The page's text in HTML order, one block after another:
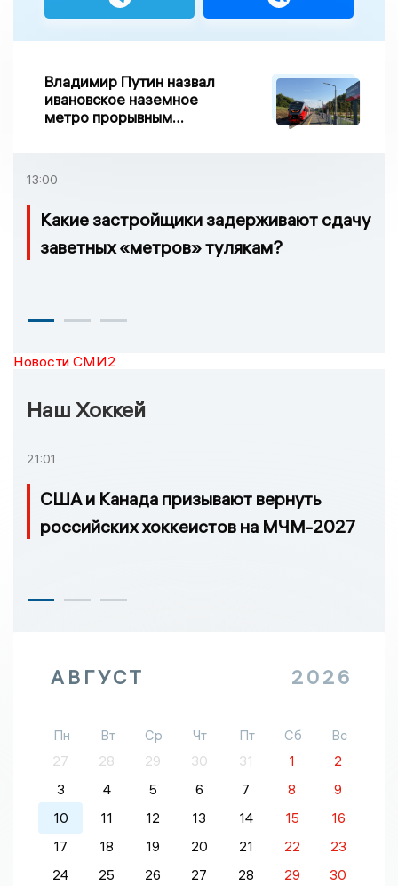
Владимир Путин назвал
ивановское наземное
метро прорывным
13:00
Какие застройщики задерживают сдачу
заветных «метров» тулякам?
Новости СМИ2
Наш Хоккей
21:01
США и Канада призывают вернуть
российских хоккеистов на МЧМ-2027
АВГУСТ 2026
Пн Вт Ср Чт Пт Сб
Вс
27
28 29 30 31 1
2
3
4 5 6 7 8
9
10
11 12 13 14 15
16
17
18 19 20 21 22
23
24
25 26 27 28 29
30